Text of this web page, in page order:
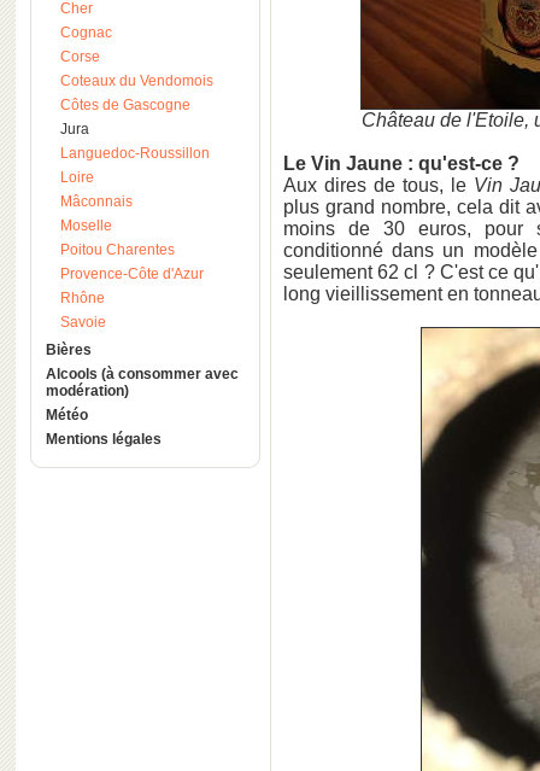
Cher
Cognac
Corse
Coteaux du Vendomois
Côtes de Gascogne
Jura
Languedoc-Roussillon
Loire
Mâconnais
Moselle
Poitou Charentes
Provence-Côte d'Azur
Rhône
Savoie
Bières
Alcools (à consommer avec
modération)
Météo
Mentions légales
Château de l'Etoile,
Le Vin Jaune : qu'est-ce ?
Aux dires de tous, le Vin
plus grand nombre, cela dit
moins de 30 euros, pour
conditionné dans un
seulement 62 cl ? C'est ce
long vieillissement en